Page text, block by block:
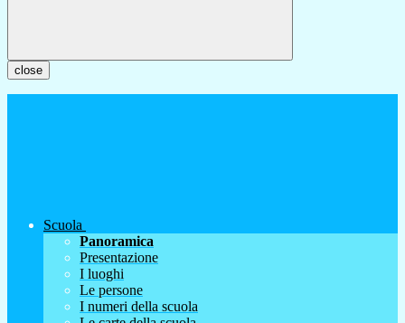
close
Scuola
Panoramica
Presentazione
I luoghi
Le persone
I numeri della scuola